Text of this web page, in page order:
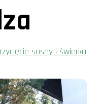
sosny i świerka